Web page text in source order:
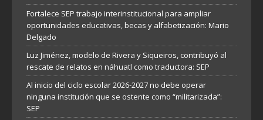
Fortalece SEP trabajo interinstitucional para ampliar
oportunidades educativas, becas y alfabetización: Mario
Delgado
Luz Jiménez, modelo de Rivera y Siqueiros, contribuyó al
rescate de relatos en náhuatl como traductora: SEP
Al inicio del ciclo escolar 2026-2027 no debe operar
ninguna institución que se ostente como “militarizada”:
SEP